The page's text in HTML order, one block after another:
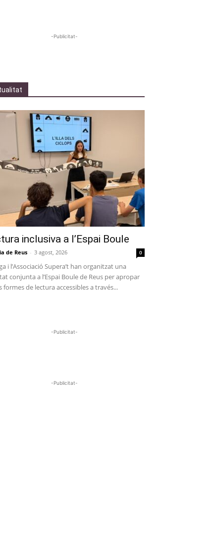
-Publicitat-
inclusiva a l’Espai Boule
de Reus - 3 agost, 2026 0
i l’Associació Supera’t han organitzat una
conjunta a l’Espai Boule de Reus per apropar
formes de lectura accessibles a través...
-Publicitat-
-Publicitat-